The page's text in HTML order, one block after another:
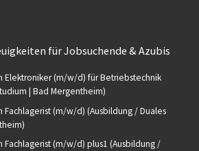
für Jobsuchende & Azubis
Elektroniker (m/w/d) für Betriebstechnik
| Bad Mergentheim)
Fachlagerist (m/w/d) (Ausbildung / Duales
Fachlagerist (m/w/d) plus1 (Ausbildung /